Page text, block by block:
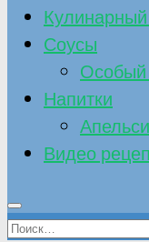
Соусы
Напитки
Видео
Найти: